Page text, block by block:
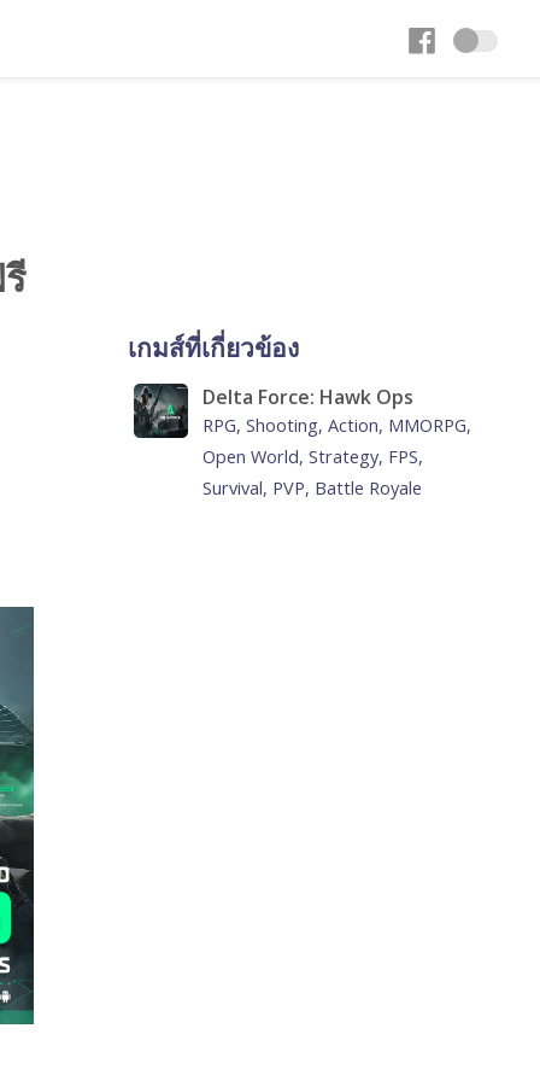
เกมส์ที่เกี่ยวข้อง
Delta Force: Hawk Ops
RPG, Shooting, Action, MMORPG,
Open World, Strategy, FPS,
Survival, PVP, Battle Royale